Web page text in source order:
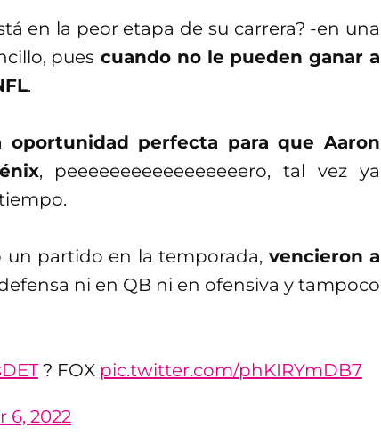
en la peor etapa de su carrera? -en una
pues cuando no le pueden ganar a
.
oportunidad perfecta para que Aaron
, peeeeeeeeeeeeeeeeero, tal vez ya
un partido en la temporada, vencieron a
ni en QB ni en ofensiva y tampoco
? FOX pic.twitter.com/phKIRYmDB7
6, 2022